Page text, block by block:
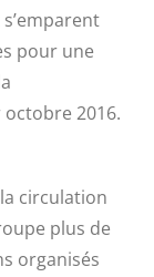
pour une
2016.
circulation
plus de
organisés